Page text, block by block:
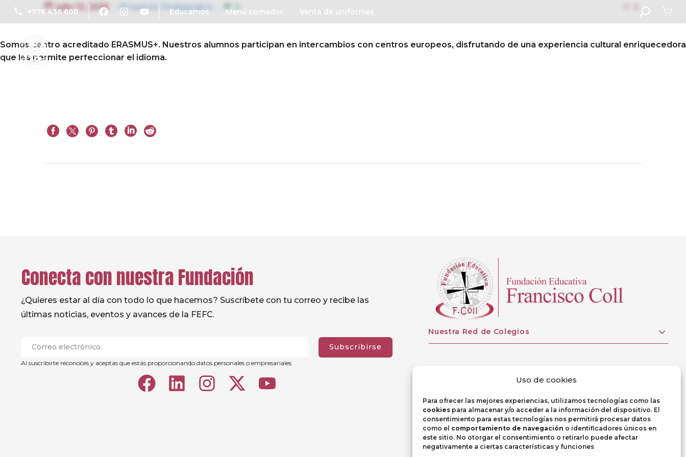
Uso de cookies
Para ofrecer las mejores experiencias, utilizamos tecnologías como las
cookies para almacenar y/o acceder a la información del dispositivo. El
consentimiento para estas tecnologías nos permitirá procesar datos
como el comportamiento de navegación o identificadores únicos en
este sitio. No otorgar el consentimiento o retirarlo puede afectar
negativamente a ciertas características y funciones
+976 436 600 Educamos Menú comedor Venta de uniformes
Así educamos Admisiones Contáctanos
julio 12, 2025 Proyecto Pedagogico
Somos centro acreditado ERASMUS+. Nuestros alumnos participan en intercambios con centros europeos, disfrutando de una experiencia cultural enriquecedora
que les permite perfeccionar el idioma.
Conecta con nuestra Fundación
¿Quieres estar al día con todo lo que hacemos? Suscríbete con tu correo y recibe las
últimas noticias, eventos y avances de la FEFC.
Subscribirse
Al suscribirte reconoces y aceptas que estás proporcionando datos personales o empresariales
Nuestra Red de Colegios